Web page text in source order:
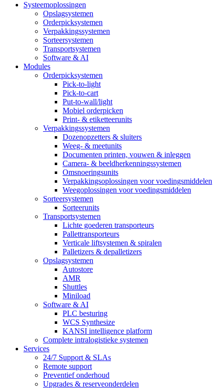
Systeemoplossingen
Opslagsystemen
Orderpicksystemen
Verpakkingssystemen
Sorteersystemen
Transportsystemen
Software & AI
Modules
Orderpicksystemen
Pick-to-light
Pick-to-cart
Put-to-wall/light
Mobiel orderpicken
Print- & etiketteerunits
Verpakkingssystemen
Dozenopzetters & sluiters
Weeg- & meetunits
Documenten printen, vouwen & inleggen
Camera- & beeldherkenningssystemen
Omsnoeringsunits
Verpakkingsoplossingen voor voedingsmiddelen
Weegoplossingen voor voedingsmiddelen
Sorteersystemen
Sorteerunits
Transportsystemen
Lichte goederen transporteurs
Pallettransporteurs
Verticale liftsystemen & spiralen
Palletizers & depalletizers
Opslagsystemen
Autostore
AMR
Shuttles
Miniload
Software & AI
PLC besturing
WCS Synthesize
KANSI intelligence platform
Complete intralogistieke systemen
Services
24/7 Support & SLAs
Remote support
Preventief onderhoud
Upgrades & reserveonderdelen